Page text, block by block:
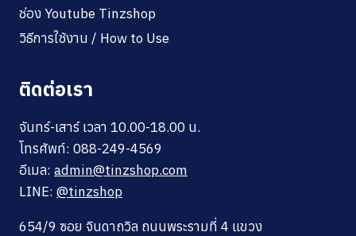
ช่อง Youtube Tinzshop
วิธีการใช้งาน / How to Use
ติดต่อเรา
จันทร์-เสาร์ เวลา 10.00-18.00 น.
โทรศัพท์: 088-249-4569
อีเมล: admin@tinzshop.com
LINE: @tinzshop
654/9 ซอย จินดาถวิล ถนนพระรามที่ 4 แขวง